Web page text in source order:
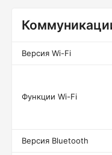
Версия Wi-Fi
Функции Wi-Fi
Версия Bluetooth